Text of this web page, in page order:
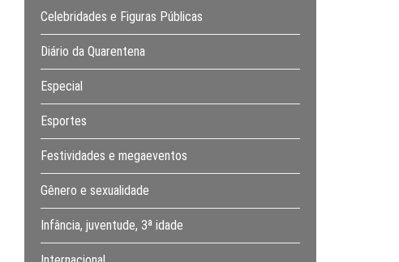
Celebridades e Figuras Públicas
Diário da Quarentena
Especial
Esportes
Festividades e megaeventos
Gênero e sexualidade
Infância, juventude, 3ª idade